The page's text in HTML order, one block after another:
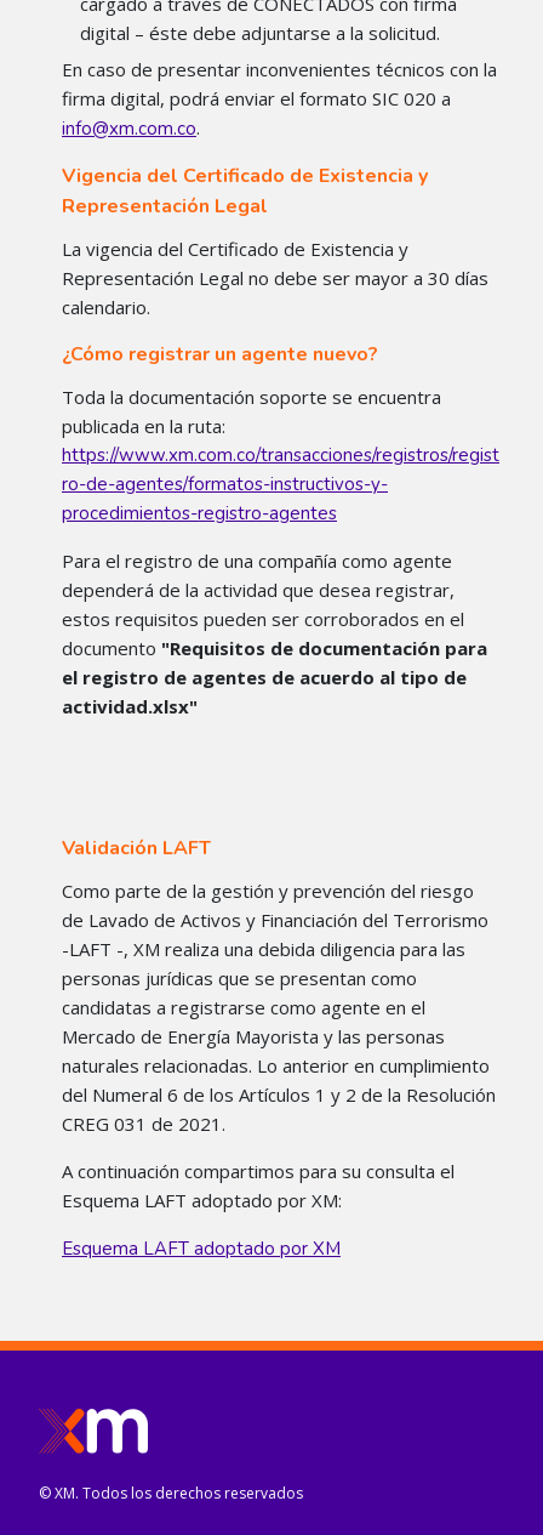
digital – éste debe adjuntarse a la solicitud.
En caso de presentar inconvenientes técnicos con la
firma digital, podrá enviar el formato SIC 020 a
info@xm.com.co.
Vigencia del Certificado de Existencia y
Representación Legal
La vigencia del Certificado de Existencia y
Representación Legal no debe ser mayor a 30 días
calendario.
¿Cómo registrar un agente nuevo?
Toda la documentación soporte se encuentra
publicada en la ruta:
https://www.xm.com.co/transacciones/registros/regist
ro-de-agentes/formatos-instructivos-y-
procedimientos-registro-agentes
Para el registro de una compañía como agente
dependerá de la actividad que desea registrar,
estos requisitos pueden ser corroborados en el
documento "Requisitos de documentación para
el registro de agentes de acuerdo al tipo de
actividad.xlsx"
Validación LAFT
Como parte de la gestión y prevención del riesgo
de Lavado de Activos y Financiación del Terrorismo
-LAFT -, XM realiza una debida diligencia para las
personas jurídicas que se presentan como
candidatas a registrarse como agente en el
Mercado de Energía Mayorista y las personas
naturales relacionadas. Lo anterior en cumplimiento
del Numeral 6 de los Artículos 1 y 2 de la Resolución
CREG 031 de 2021.
A continuación compartimos para su consulta el
Esquema LAFT adoptado por XM:
Esquema LAFT adoptado por XM
© XM. Todos los derechos reservados